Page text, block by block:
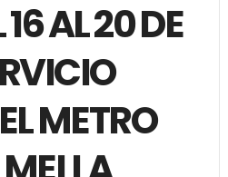
16 AL 20 DE
METRO